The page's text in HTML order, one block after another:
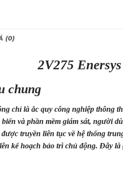
(0)
2V275
chung
chỉ là ắc quy công nghiệp thông
và phần mềm giám sát, người
được truyền liên tục về hệ thống
kế hoạch bảo trì chủ động. Đây